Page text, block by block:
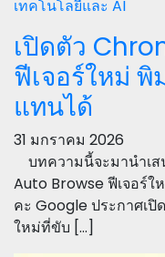
เทคโนโลยีและ AI
เปิดตัว
ฟีเจอร์ใหม่ พิ
แทนได้
31 มกราคม 2026
บทความนี้จะมานำเส
Auto Browse ฟีเจอร์
คะ Google ประกาศเ
ใหม่ที่ขับ […]